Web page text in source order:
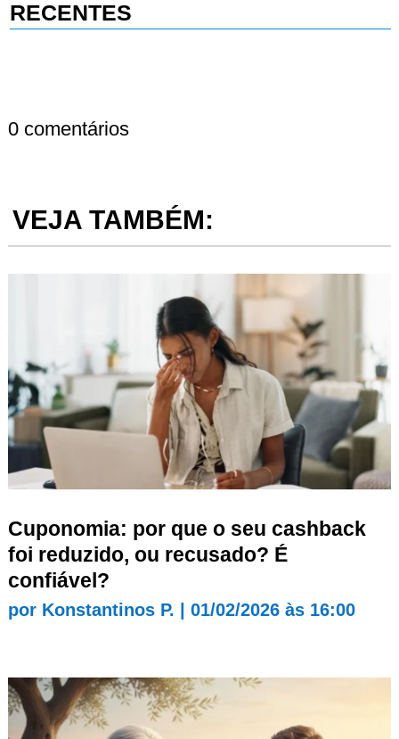
RECENTES
0 comentários
VEJA TAMBÉM:
Cuponomia: por que o seu cashback
foi reduzido, ou recusado? É
confiável?
por Konstantinos P. 01/02/2026 às 16:00